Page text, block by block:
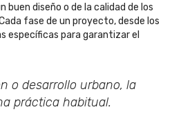
diseño o de la calidad de los
fase de un proyecto, desde los
específicas para garantizar el
o desarrollo urbano, la
práctica habitual.